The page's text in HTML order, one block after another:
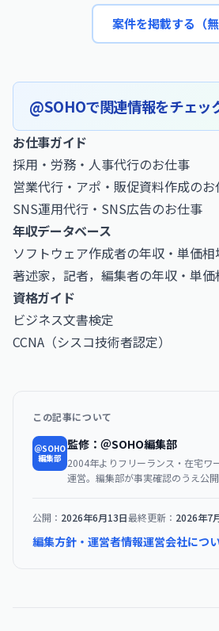
案件を掲載する（無
@SOHOで関連情報をチェッ
お仕事ガイド
採用・労務・人事代行のお仕事
営業代行・アポ・販促資料作成のお
SNS運用代行・SNS広告のお仕事
年収データベース
ソフトウェア作成者の年収・単価相
著述家，記者，編集者の年収・単価
資格ガイド
ビジネス文書検定
CCNA（シスコ技術者認定）
この記事について
＠SOHO
編集部
監修：＠SOHO編集部
2004年よりフリーランス・在宅ワ
運営。編集部が事実確認のうえ公開
公開： 2026年6月13日最終更新： 2026年7
編集方針・運営者情報運営会社につ